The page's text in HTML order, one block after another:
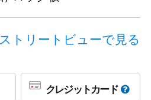
ストリートビューで見る
クレジットカード